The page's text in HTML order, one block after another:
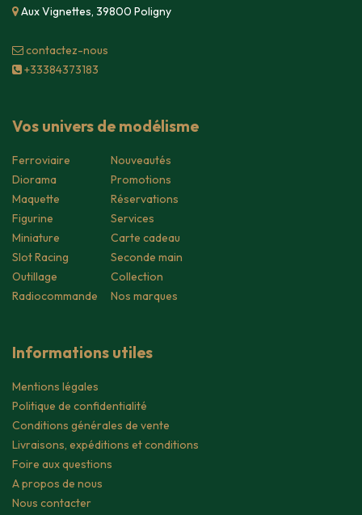
Aux Vignettes, 39800 Poligny
contacte​z-nous
+33384373183
Vos univers de modélisme
Ferroviaire
Diorama
Maquette
Figurine
Miniature
Slot Racing
Outillage
Radiocommande
Nouveautés
Promotions
Réservations
Services
Carte cadeau
Seconde main
Collection
Nos marques
Informations utiles
Mentions légales
Politique de confidentialité
Conditions générales de vente
Livraisons, expéditions et conditions
Foire aux questions
A propos de nous
Nous contacter